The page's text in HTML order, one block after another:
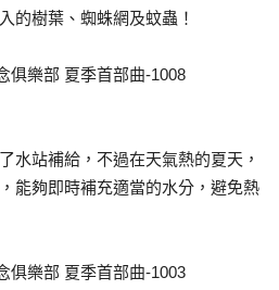
的樹葉、蜘蛛網及蚊蟲！
水站補給，不過在天氣熱的夏天，
能夠即時補充適當的水分，避免熱